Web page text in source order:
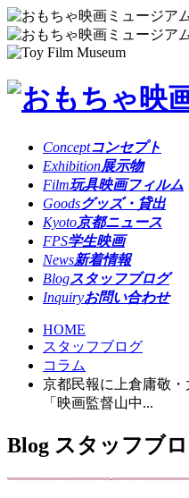
Conceptコンセプト
Exhibition展示物
Film玩具映画フィルム
Goodsグッズ・貸出
Kyoto京都ニュース
FPS学生映画
News新着情報
Blogスタッフブログ
Inquiryお問い合わせ
HOME
スタッフブログ
コラム
京都民報に上倉庸敬
「映画監督山中...
Blog スタッフブ